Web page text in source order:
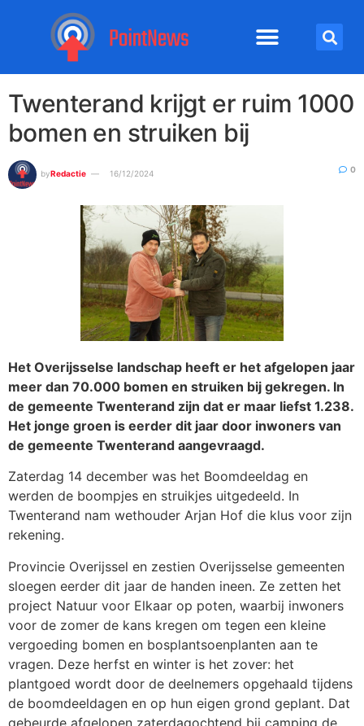
Twenterand krijgt er ruim 1000
bomen en struiken bij
byRedactie 16/12/2024 0
Het Overijsselse landschap heeft er het afgelopen jaar
meer dan 70.000 bomen en struiken bij gekregen. In
de gemeente Twenterand zijn dat er maar liefst 1.238.
Het jonge groen is eerder dit jaar door inwoners van
de gemeente Twenterand aangevraagd.
Zaterdag 14 december was het Boomdeeldag en
werden de boompjes en struikjes uitgedeeld. In
Twenterand nam wethouder Arjan Hof die klus voor zijn
rekening.
Provincie Overijssel en zestien Overijsselse gemeenten
sloegen eerder dit jaar de handen ineen. Ze zetten het
project Natuur voor Elkaar op poten, waarbij inwoners
voor de zomer de kans kregen om tegen een kleine
vergoeding bomen en bosplantsoenplanten aan te
vragen. Deze herfst en winter is het zover: het
plantgoed wordt door de deelnemers opgehaald tijdens
de boomdeeldagen en op hun eigen grond geplant. Dat
gebeurde afgelopen zaterdagochtend bij camping de